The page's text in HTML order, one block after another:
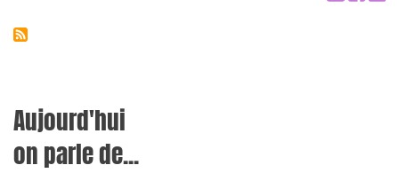
Aujourd'hui
on parle de...